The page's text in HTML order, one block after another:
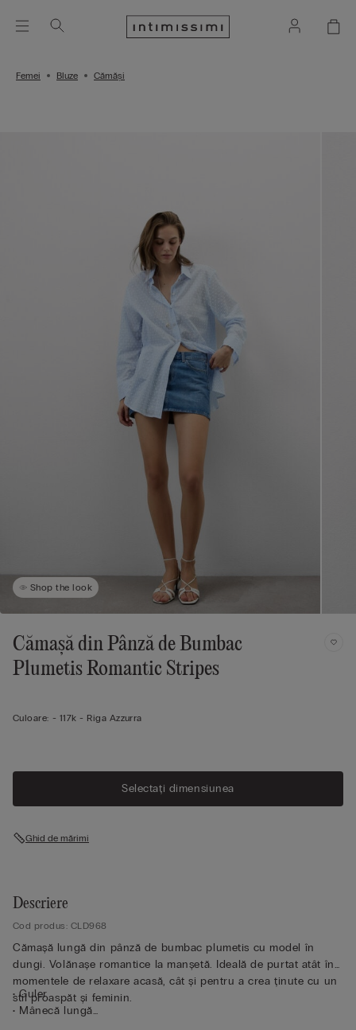
Femei Bluze Cămăși
Shop the look
Cămașă din Pânză de Bumbac
Plumetis Romantic Stripes
Culoare: - 117k - Riga Azzurra
Selectați dimensiunea
Ghid de mărimi
Descriere
Cod produs: CLD968
Cămașă lungă din pânză de bumbac plumetis cu model în
dungi. Volănașe romantice la manșetă. Ideală de purtat atât în
momentele de relaxare acasă, cât și pentru a crea ținute cu un
stil proaspăt și feminin.
• Guler
• Mânecă lungă